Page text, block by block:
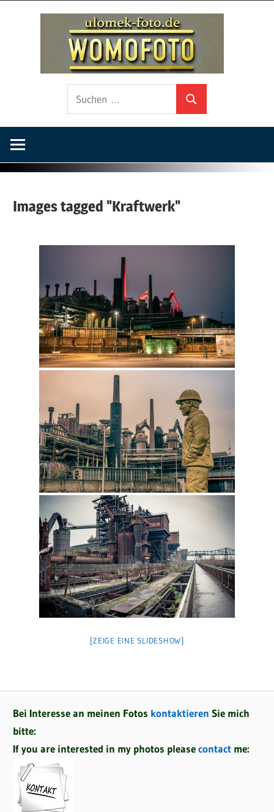
Wohnmobilreisen
Fotowalks
Suchen
nach:
Suchen
Images tagged "Kraftwerk"
[ZEIGE EINE SLIDESHOW]
Bei Interesse an meinen Fotos kontaktieren Sie mich
bitte:
If you are interested in my photos pleasecontact me: